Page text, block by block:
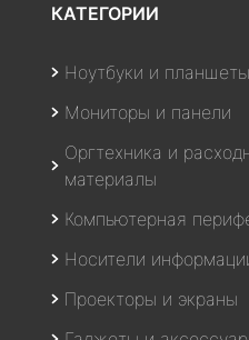
КАТЕГОРИИ
Ноутбуки и планшеты
Мониторы и панели
Оргтехника и
материалы
Компьютерная
Носители
Проекторы и экраны